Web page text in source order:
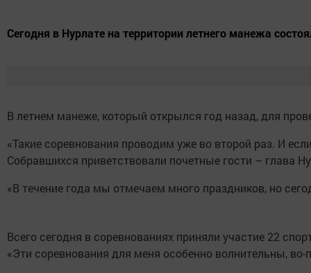
Сегодня в Нурлате на территории летнего манежа
В летнем манеже, который открылся год назад, для
«Такие соревнования проводим уже во второй раз. И
Собравшихся приветствовали почетные гости – глава
«В течение года мы отмечаем много праздников, но
Всего сегодня в соревнованиях приняли участие 22
«Эти соревнования для меня особенно волнительны,